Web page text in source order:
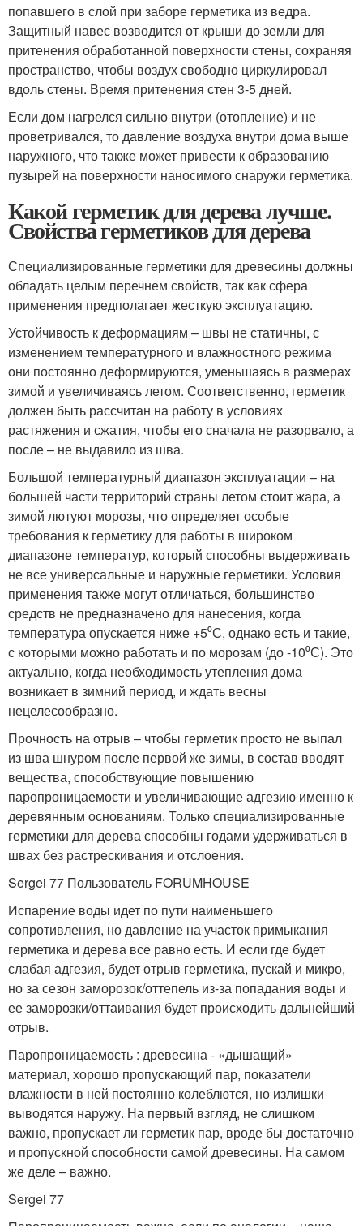
попавшего в слой при заборе герметика из ведра.
Защитный навес возводится от крыши до земли для
притенения обработанной поверхности стены, сохраняя
пространство, чтобы воздух свободно циркулировал
вдоль стены. Время притенения стен 3-5 дней.
Если дом нагрелся сильно внутри (отопление) и не
проветривался, то давление воздуха внутри дома выше
наружного, что также может привести к образованию
пузырей на поверхности наносимого снаружи герметика.
Какой герметик для дерева лучше.
Свойства герметиков для дерева
Специализированные герметики для древесины должны
обладать целым перечнем свойств, так как сфера
применения предполагает жесткую эксплуатацию.
Устойчивость к деформациям – швы не статичны, с
изменением температурного и влажностного режима
они постоянно деформируются, уменьшаясь в размерах
зимой и увеличиваясь летом. Соответственно, герметик
должен быть рассчитан на работу в условиях
растяжения и сжатия, чтобы его сначала не разорвало, а
после – не выдавило из шва.
Большой температурный диапазон эксплуатации – на
большей части территорий страны летом стоит жара, а
зимой лютуют морозы, что определяет особые
требования к герметику для работы в широком
диапазоне температур, который способны выдерживать
не все универсальные и наружные герметики. Условия
применения также могут отличаться, большинство
средств не предназначено для нанесения, когда
температура опускается ниже +5⁰С, однако есть и такие,
с которыми можно работать и по морозам (до -10⁰С). Это
актуально, когда необходимость утепления дома
возникает в зимний период, и ждать весны
нецелесообразно.
Прочность на отрыв – чтобы герметик просто не выпал
из шва шнуром после первой же зимы, в состав вводят
вещества, способствующие повышению
паропроницаемости и увеличивающие адгезию именно к
деревянным основаниям. Только специализированные
герметики для дерева способны годами удерживаться в
швах без растрескивания и отслоения.
Sergei 77 Пользователь FORUMHOUSE
Испарение воды идет по пути наименьшего
сопротивления, но давление на участок примыкания
герметика и дерева все равно есть. И если где будет
слабая адгезия, будет отрыв герметика, пускай и микро,
но за сезон заморозок/оттепель из-за попадания воды и
ее заморозки/оттаивания будет происходить дальнейший
отрыв.
Паропроницаемость : древесина - «дышащий»
материал, хорошо пропускающий пар, показатели
влажности в ней постоянно колеблются, но излишки
выводятся наружу. На первый взгляд, не слишком
важно, пропускает ли герметик пар, вроде бы достаточно
и пропускной способности самой древесины. На самом
же деле – важно.
Sergei 77